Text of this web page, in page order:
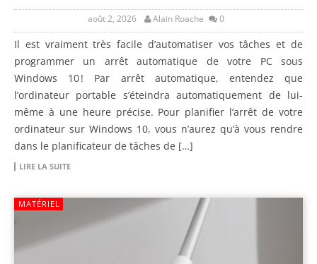
août 2, 2026 Alain Roache 0
Il est vraiment très facile d’automatiser vos tâches et de
programmer un arrêt automatique de votre PC sous
Windows 10 ! Par arrêt automatique, entendez que
l’ordinateur portable s’éteindra automatiquement de lui-
même à une heure précise. Pour planifier l’arrêt de votre
ordinateur sur Windows 10, vous n’aurez qu’à vous rendre
dans le planificateur de tâches de […]
LIRE LA SUITE
MATÉRIEL